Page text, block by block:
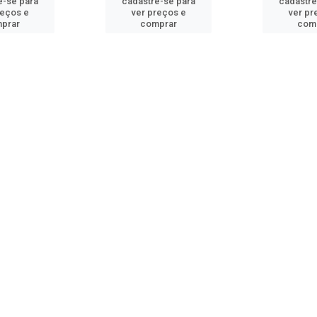
e
ver preços e
comprar
ver